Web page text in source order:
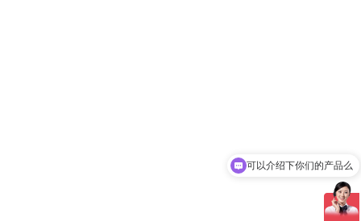
可以介绍下你们的产品么